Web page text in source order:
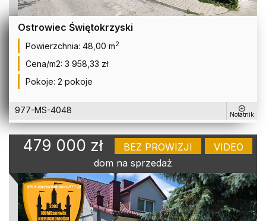
Ostrowiec Świętokrzyski
Powierzchnia: 48,00 m2
Cena/m2: 3 958,33 zł
Pokoje: 2 pokoje
977-MS-4048 Notatnik
479 000 zł BEZ PROWIZJI
VIDEO
dom na sprzedaż